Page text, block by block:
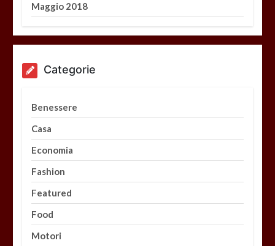
Maggio 2018
Categorie
Benessere
Casa
Economia
Fashion
Featured
Food
Motori